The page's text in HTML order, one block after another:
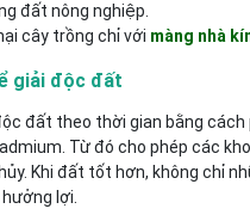
đất nông nghiệp.
cây trồng chỉ với màng nhà
giải độc đất
đất theo thời gian bằng
Từ đó cho phép các
Khi đất tốt hơn, không chỉ
lợi.